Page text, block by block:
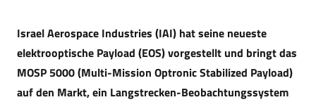
Israel Aerospace Industries (IAI) hat seine neueste
elektrooptische Payload (EOS) vorgestellt und bringt das
MOSP 5000 (Multi-Mission Optronic Stabilized Payload)
auf den Markt, ein Langstrecken-Beobachtungssystem